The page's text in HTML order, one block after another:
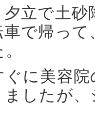
立で土
で帰っ
に美容
したが